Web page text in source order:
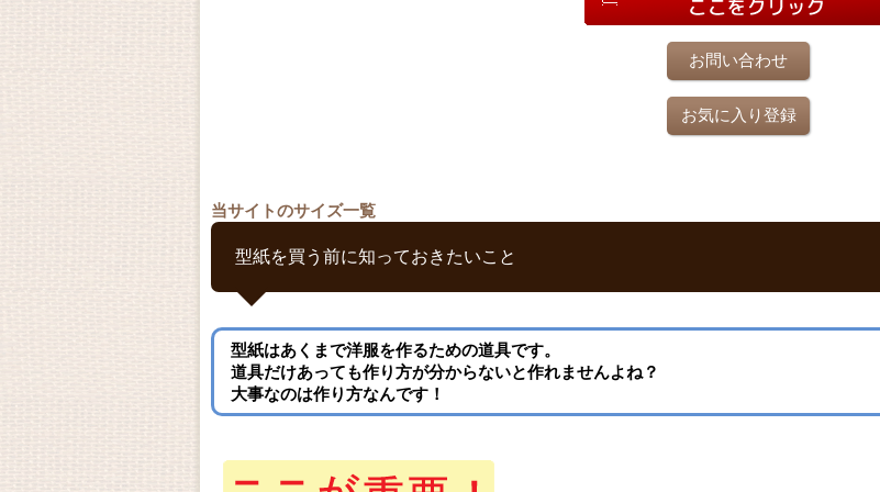
お問い合わせ
お気に入り登録
当サイトのサイズ一覧
型紙を買う前に知っておきたいこと
型紙はあくまで洋服を作るための道具です。
道具だけあっても作り方が分からないと作れませんよね？
大事なのは作り方なんです！